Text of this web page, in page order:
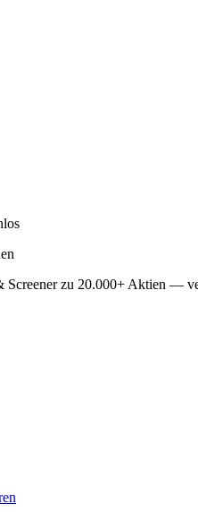
Screener zu 20.000+ Aktien —